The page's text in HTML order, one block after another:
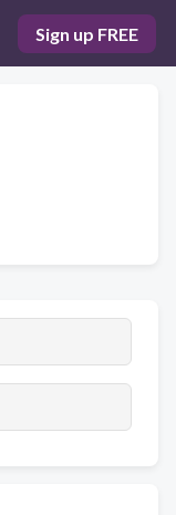
Sign up FREE